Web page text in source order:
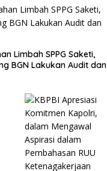
Limbah SPPG Saketi,
BGN Lakukan Audit dan